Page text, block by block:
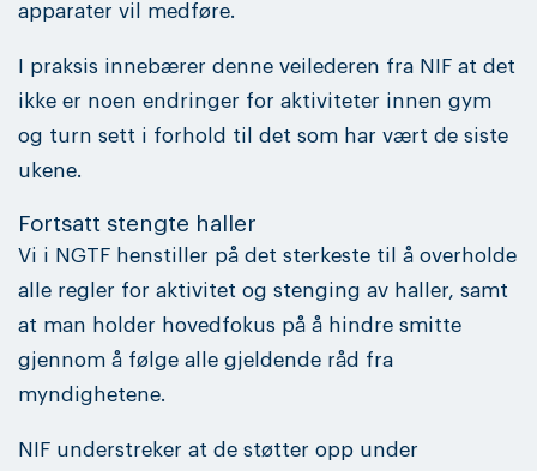
apparater vil medføre.
I praksis innebærer denne veilederen fra NIF at det
ikke er noen endringer for aktiviteter innen gym
og turn sett i forhold til det som har vært de siste
ukene.
Fortsatt stengte haller
Vi i NGTF henstiller på det sterkeste til å overholde
alle regler for aktivitet og stenging av haller, samt
at man holder hovedfokus på å hindre smitte
gjennom å følge alle gjeldende råd fra
myndighetene.
NIF understreker at de støtter opp under